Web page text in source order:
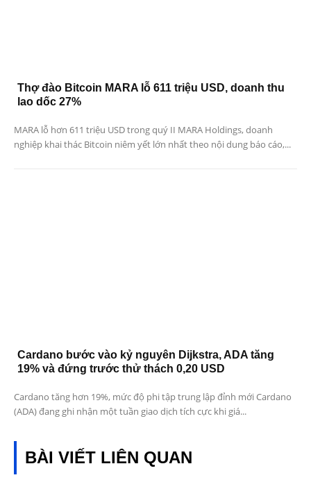
Thợ đào Bitcoin MARA lỗ 611 triệu USD, doanh thu
lao dốc 27%
MARA lỗ hơn 611 triệu USD trong quý II MARA Holdings, doanh
nghiệp khai thác Bitcoin niêm yết lớn nhất theo nội dung báo cáo,...
Cardano bước vào kỷ nguyên Dijkstra, ADA tăng
19% và đứng trước thử thách 0,20 USD
Cardano tăng hơn 19%, mức độ phi tập trung lập đỉnh mới Cardano
(ADA) đang ghi nhận một tuần giao dịch tích cực khi giá...
BÀI VIẾT LIÊN QUAN